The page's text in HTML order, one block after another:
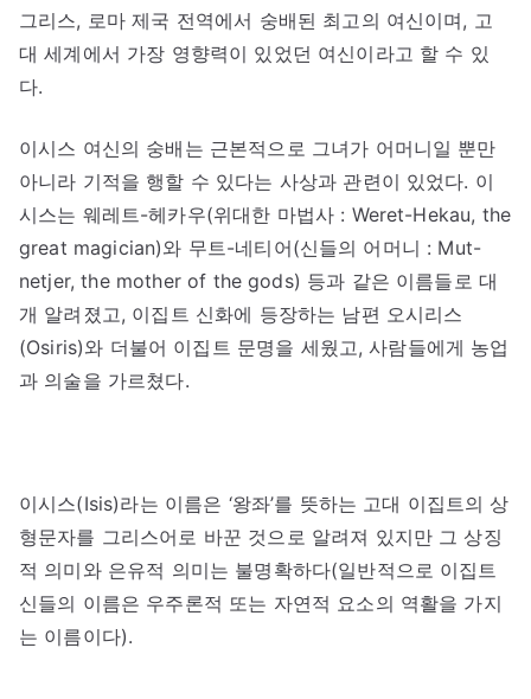
그리스, 로마 제국 전역에서 숭배된 최고의 여신이며, 고
대 세계에서 가장 영향력이 있었던 여신이라고 할 수 있
다.
이시스 여신의 숭배는 근본적으로 그녀가 어머니일 뿐만
아니라 기적을 행할 수 있다는 사상과 관련이 있었다. 이
시스는 웨레트-헤카우(위대한 마법사 : Weret-Hekau, the
great magician)와 무트-네티어(신들의 어머니 : Mut-
netjer, the mother of the gods) 등과 같은 이름들로 대
개 알려졌고, 이집트 신화에 등장하는 남편 오시리스
(Osiris)와 더불어 이집트 문명을 세웠고, 사람들에게 농업
과 의술을 가르쳤다.
이시스(Isis)라는 이름은 ‘왕좌’를 뜻하는 고대 이집트의 상
형문자를 그리스어로 바꾼 것으로 알려져 있지만 그 상징
적 의미와 은유적 의미는 불명확하다(일반적으로 이집트
신들의 이름은 우주론적 또는 자연적 요소의 역활을 가지
는 이름이다).